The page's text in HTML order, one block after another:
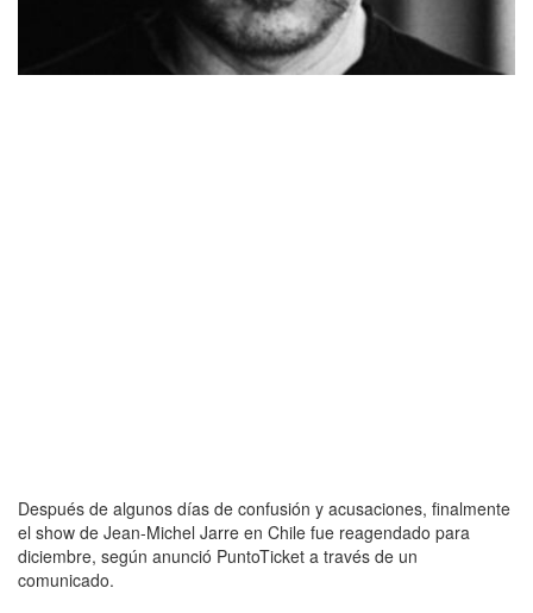
Después de algunos días de confusión y acusaciones, finalmente
el show de Jean-Michel Jarre en Chile fue reagendado para
diciembre, según anunció PuntoTicket a través de un
comunicado.